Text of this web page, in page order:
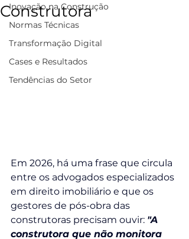
Inovação na Construção
Normas Técnicas
Transformação Digital
Cases e Resultados
Tendências do Setor
Construtora
Em 2026, há uma frase que circula
entre os advogados especializados
em direito imobiliário e que os
gestores de pós-obra das
construtoras precisam ouvir: "A
construtora que não monitora